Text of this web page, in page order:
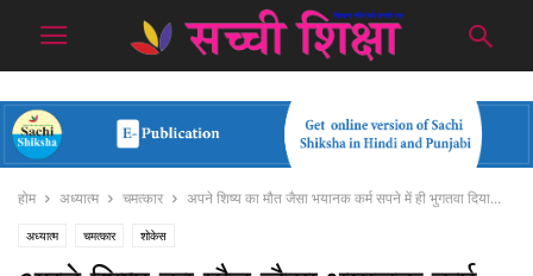
होम अध्यात्म चमत्कार अपने शिष्य का मौत जैसा भयानक कर्म सपने में ही भुगतवा दिया...
अध्यात्म चमत्कार शोकेस